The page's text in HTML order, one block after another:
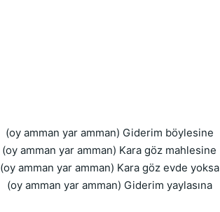
(oy amman yar amman) Giderim böylesine
(oy amman yar amman) Kara göz mahlesine
(oy amman yar amman) Kara göz evde yoksa
(oy amman yar amman) Giderim yaylasına